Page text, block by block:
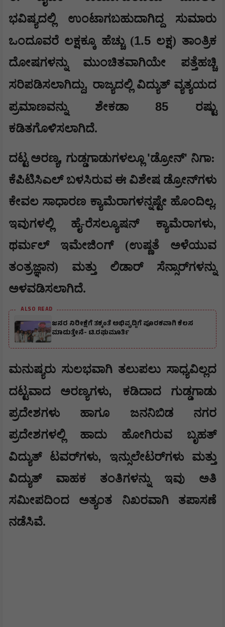
ಭವಿಷ್ಯದಲ್ಲಿ ಉಂಟಾಗಬಹುದಾಗಿದ್ದ ಸುಮಾರು
ಒಂದೂವರೆ ಲಕ್ಷಕ್ಕೂ ಹೆಚ್ಚು (1.5 ಲಕ್ಷ) ತಾಂತ್ರಿಕ
ದೋಷಗಳನ್ನು ಮುಂಚಿತವಾಗಿಯೇ ಪತ್ತೆಹಚ್ಚಿ
ಸರಿಪಡಿಸಲಾಗಿದ್ದು, ರಾಜ್ಯದಲ್ಲಿ ವಿದ್ಯುತ್ ವ್ಯತ್ಯಯದ
ಪ್ರಮಾಣವನ್ನು ಶೇಕಡಾ 85 ರಷ್ಟು
ಕಡಿತಗೊಳಿಸಲಾಗಿದೆ.
ದಟ್ಟ ಅರಣ್ಯ, ಗುಡ್ಡಗಾಡುಗಳಲ್ಲೂ 'ಡ್ರೋನ್' ನಿಗಾ:
ಕೆಪಿಟಿಸಿಎಲ್ ಬಳಸಿರುವ ಈ ವಿಶೇಷ ಡ್ರೋನ್‌ಗಳು
ಕೇವಲ ಸಾಧಾರಣ ಕ್ಯಾಮೆರಾಗಳನ್ನಷ್ಟೇ ಹೊಂದಿಲ್ಲ.
ಇವುಗಳಲ್ಲಿ ಹೈ-ರೆಸಲ್ಯೂಷನ್ ಕ್ಯಾಮೆರಾಗಳು,
ಥರ್ಮಲ್ ಇಮೇಜಿಂಗ್ (ಉಷ್ಣತೆ ಅಳೆಯುವ
ತಂತ್ರಜ್ಞಾನ) ಮತ್ತು ಲಿಡಾರ್ ಸೆನ್ಸಾರ್‌ಗಳನ್ನು
ಅಳವಡಿಸಲಾಗಿದೆ.
ALSO READ
ಜನರ ನಿರೀಕ್ಷೆಗೆ ತಕ್ಕಂತೆ ಅಭಿವೃದ್ದಿಗೆ ಪೂರಕವಾಗಿ ಕೆಲಸ
ಮಾಡುತ್ತೇನೆ- ಟಿ.ರಘುಮೂರ್ತಿ
ಮನುಷ್ಯರು ಸುಲಭವಾಗಿ ತಲುಪಲು ಸಾಧ್ಯವಿಲ್ಲದ
ದಟ್ಟವಾದ ಅರಣ್ಯಗಳು, ಕಡಿದಾದ ಗುಡ್ಡಗಾಡು
ಪ್ರದೇಶಗಳು ಹಾಗೂ ಜನನಿಬಿಡ ನಗರ
ಪ್ರದೇಶಗಳಲ್ಲಿ ಹಾದು ಹೋಗಿರುವ ಬೃಹತ್
ವಿದ್ಯುತ್ ಟವರ್‌ಗಳು, ಇನ್ಸುಲೇಟರ್‌ಗಳು ಮತ್ತು
ವಿದ್ಯುತ್ ವಾಹಕ ತಂತಿಗಳನ್ನು ಇವು ಅತಿ
ಸಮೀಪದಿಂದ ಅತ್ಯಂತ ನಿಖರವಾಗಿ ತಪಾಸಣೆ
ನಡೆಸಿವೆ.